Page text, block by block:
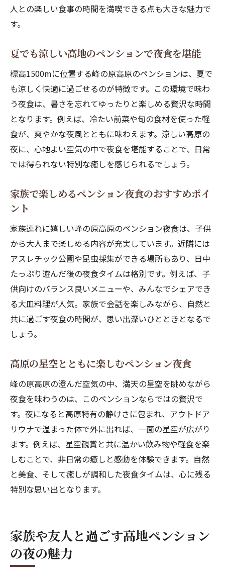
人との楽しい食事の時間を満喫できる点も大きな魅力で
す。
夏でも涼しい高地のペンションで夜食を堪能
標高1500mに位置する峰の原高原のペンションは、夏で
も涼しく快適に過ごせるのが特徴です。この環境で味わ
う夜食は、暑さを忘れてゆったりと楽しめる贅沢な時間
となります。例えば、冷たい前菜や旬の食材を使った軽
食が、爽やかな夜風とともに味わえます。涼しい高原の
夜に、心地よい空気の中で夜食を堪能することで、日常
では得られない特別な癒しを感じられるでしょう。
家族で楽しめるペンション夜食のおすすめポイ
ント
家族連れに嬉しい峰の原高原のペンション夜食は、子供
から大人まで楽しめる内容が充実しています。近隣には
アスレチック公園や昆虫採集ができる場所もあり、日中
たっぷり遊んだ後の夜食タイムは格別です。例えば、子
供向けのバランス良いメニューや、みんなでシェアでき
る大皿料理が人気。家族で会話を楽しみながら、自然と
共に過ごす夜食の時間が、思い出深いひとときとなるで
しょう。
高原の星空とともに楽しむペンション夜食
峰の原高原の澄んだ空気の中、満天の星空を眺めながら
夜食を味わうのは、このペンションならではの贅沢で
す。夜になると高原特有の静けさに包まれ、アウトドア
サウナで温まった体で外に出れば、一面の星空が広がり
ます。例えば、星空観賞と共に温かい飲み物や軽食を楽
しむことで、非日常の癒しと感動を体験できます。自然
と美食、そして癒しが調和した夜食タイムは、心に残る
特別な思い出となります。
家族や友人と過ごす高地ペンション
の夜の魅力